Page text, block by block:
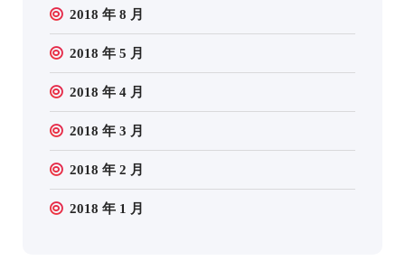
2018 年 8 月
2018 年 5 月
2018 年 4 月
2018 年 3 月
2018 年 2 月
2018 年 1 月